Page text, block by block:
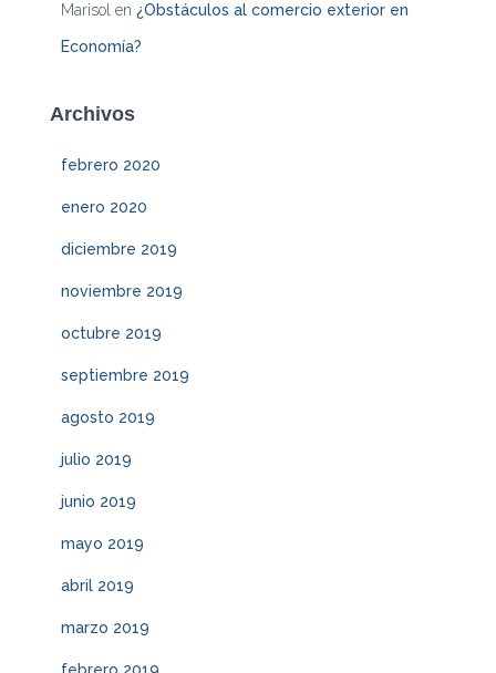
Marisol en ¿Obstáculos al comercio exterior en
Economía?
Archivos
febrero 2020
enero 2020
diciembre 2019
noviembre 2019
octubre 2019
septiembre 2019
agosto 2019
julio 2019
junio 2019
mayo 2019
abril 2019
marzo 2019